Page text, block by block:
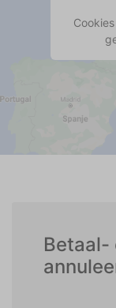
Betaal-